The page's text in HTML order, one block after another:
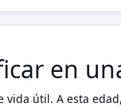
en
vida útil. A esta